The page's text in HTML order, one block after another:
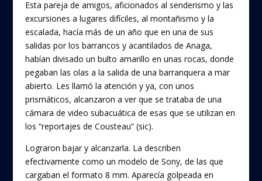
Esta pareja de amigos, aficionados al senderismo y las
excursiones a lugares difíciles, al montañismo y la
escalada, hacía más de un año que en una de sus
salidas por los barrancos y acantilados de Anaga,
habían divisado un bulto amarillo en unas rocas, donde
pegaban las olas a la salida de una barranquera a mar
abierto. Les llamó la atención y ya, con unos
prismáticos, alcanzaron a ver que se trataba de una
cámara de video subacuática de esas que se utilizan en
los “reportajes de Cousteau” (sic).
Lograron bajar y alcanzarla. La describen
efectivamente como un modelo de Sony, de las que
cargaban el formato 8 mm. Aparecía golpeada en